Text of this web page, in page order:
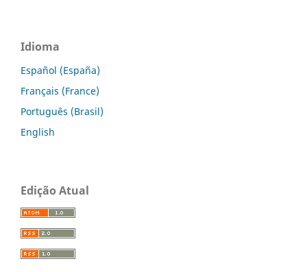
Idioma
Español (España)
Français (France)
Português (Brasil)
English
Edição Atual